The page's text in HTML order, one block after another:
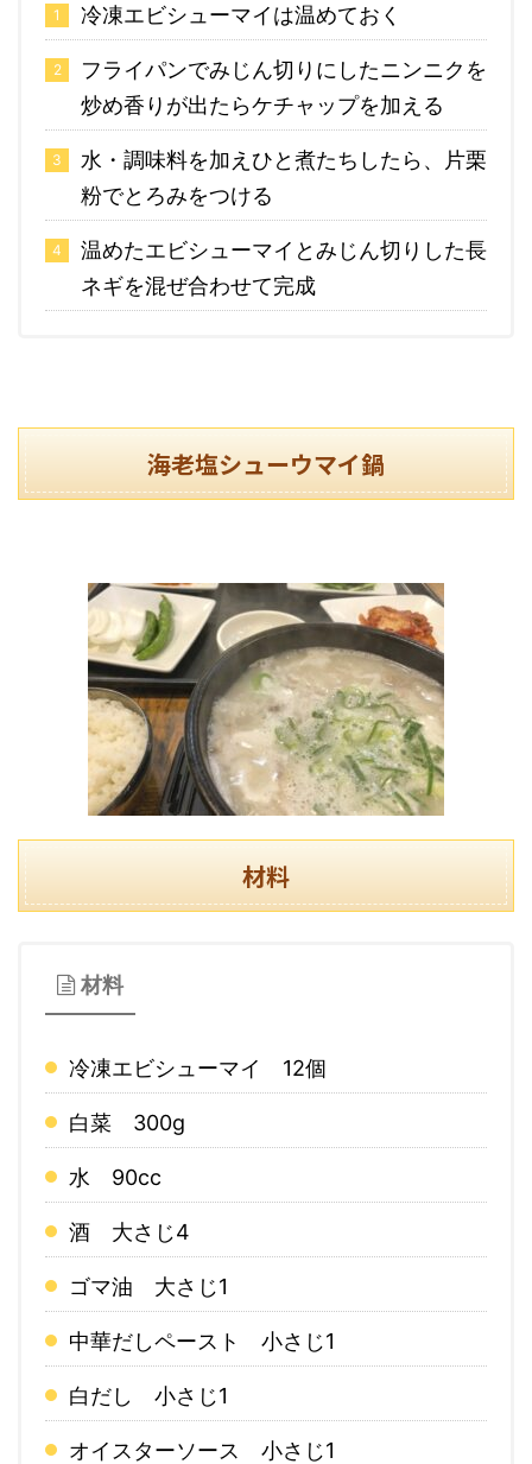
冷凍エビシューマイは温めておく
フライパンでみじん切りにしたニンニクを
炒め香りが出たらケチャップを加える
水・調味料を加えひと煮たちしたら、片栗
粉でとろみをつける
温めたエビシューマイとみじん切りした長
ネギを混ぜ合わせて完成
海老塩シューウマイ鍋
材料
材料
冷凍エビシューマイ 12個
白菜 300g
水 90cc
酒 大さじ4
ゴマ油 大さじ1
中華だしペースト 小さじ1
白だし 小さじ1
オイスターソース 小さじ1